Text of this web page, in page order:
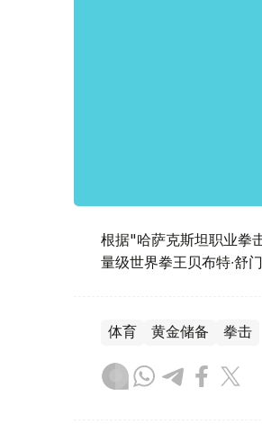
根据"哈萨克斯坦职业拳
量级世界拳王贝布特∙舒
体育 黄金储备 拳击